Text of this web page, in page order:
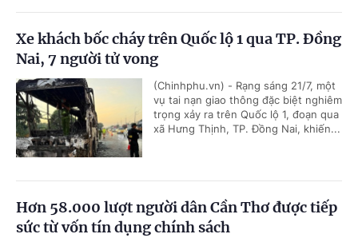
Xe khách bốc cháy trên Quốc lộ 1 qua TP. Đồng
Nai, 7 người tử vong
(Chinhphu.vn) - Rạng sáng 21/7, một
vụ tai nạn giao thông đặc biệt nghiêm
trọng xảy ra trên Quốc lộ 1, đoạn qua
xã Hưng Thịnh, TP. Đồng Nai, khiến...
Hơn 58.000 lượt người dân Cần Thơ được tiếp
sức từ vốn tín dụng chính sách